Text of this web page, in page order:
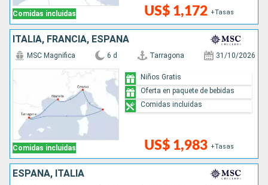
Comidas incluidas US$ 1,172 +Tasas
ITALIA, FRANCIA, ESPAÑA
Comidas incluidas
MSC Magnifica 6 d Tarragona 31/10/2026
US$ 1,983 +Tasas
Niños Gratis
Oferta en paquete de bebidas
Comidas incluidas
ESPAÑA, ITALIA